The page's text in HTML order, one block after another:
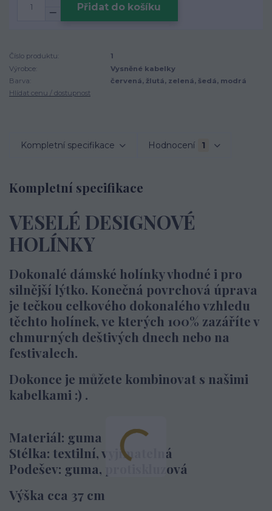
Přidat do košíku
Číslo produktu:
1
Výrobce:
Vysněné kabelky
Barva:
červená, žlutá, zelená, šedá, modrá
Hlídat cenu / dostupnost
Kompletní specifikace Hodnocení 1
Kompletní specifikace
VESELÉ DESIGNOVÉ
HOLÍNKY
Dokonalé dámské holínky vhodné i pro
silnější lýtko. Konečná povrchová úprava
je tečkou celkového dokonalého vzhledu
těchto holínek, ve kterých 100% zazáříte v
chmurných deštivých dnech nebo na
festivalech.
Dokonce je můžete kombinovat s našimi
kabelkami :) .
Materiál: guma
Stélka: textilní, vyjímatelná
Podešev: guma, protiskluzová
Výška cca 37 cm